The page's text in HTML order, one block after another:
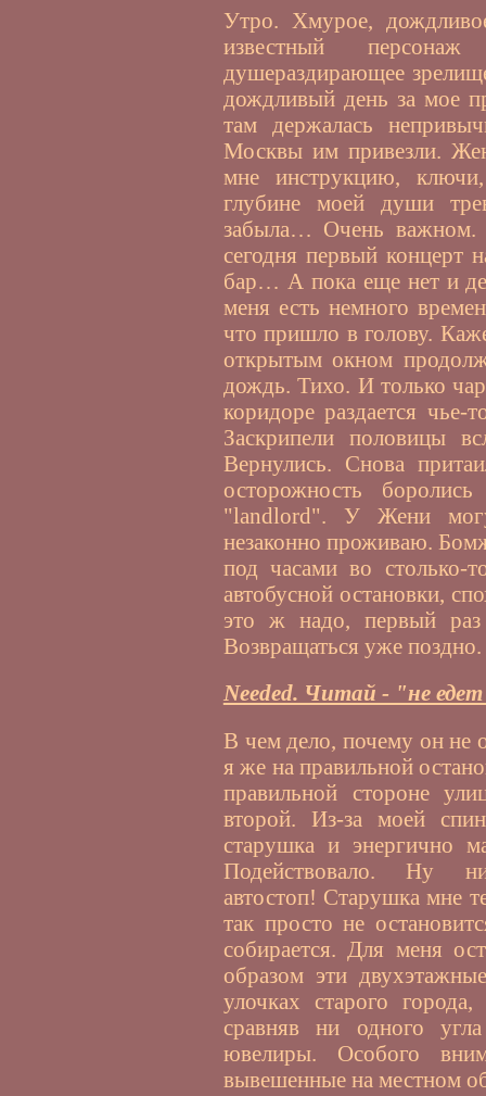
Утро. Хмурое,
известный
душераздирающее
дождливый день за мое
там держалась
Москвы им привезли.
мне инструкцию,
глубине моей души
забыла… Очень
сегодня первый концерт
бар… А пока еще нет и
меня есть немного
что пришло в голову.
открытым окном
дождь. Тихо. И только
коридоре раздается
Заскрипели половицы
Вернулись. Снова
осторожность
"landlord". У Жени
незаконно проживаю.
под часами во
автобусной остановки,
это ж надо, первый
Возвращаться уже
Needed. Читай - "не
В чем дело, почему он не
я же на правильной
правильной стороне
второй. Из-за моей
старушка и энергично
Подействовало. Ну
автостоп! Старушка мне
так просто не
собирается. Для меня
образом эти
улочках старого
сравняв ни одного
ювелиры. Особого
вывешенные на местном